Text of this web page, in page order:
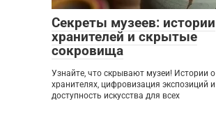
Секреты музеев: истории
хранителей и скрытые
сокровища
Узнайте, что скрывают музеи! Истории о
хранителях, цифровизация экспозиций и
доступность искусства для всех